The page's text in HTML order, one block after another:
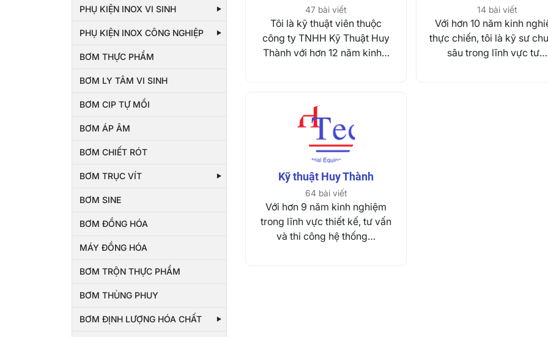
PHỤ KIỆN INOX VI SINH
PHỤ KIỆN INOX CÔNG NGHIỆP
BƠM THỰC PHẨM
BƠM LY TÂM VI SINH
BƠM CIP TỰ MỒI
BƠM ÁP ÂM
BƠM CHIẾT RÓT
BƠM TRỤC VÍT
BƠM SINE
BƠM ĐỒNG HÓA
MÁY ĐỒNG HÓA
BƠM TRỘN THỰC PHẨM
BƠM THÙNG PHUY
BƠM ĐỊNH LƯỢNG HÓA CHẤT
47 bài viết
Tôi là kỹ thuật viên thuộc
công ty TNHH Kỹ Thuật Huy
Thành với hơn 12 năm kinh…
14 bài viết
Với hơn 10 năm kinh
thực chiến, tôi là kỹ sư
sâu trong lĩnh vực tư…
Kỹ thuật Huy Thành
64 bài viết
Với hơn 9 năm kinh nghiệm
trong lĩnh vực thiết kế, tư vấn
và thi công hệ thống…